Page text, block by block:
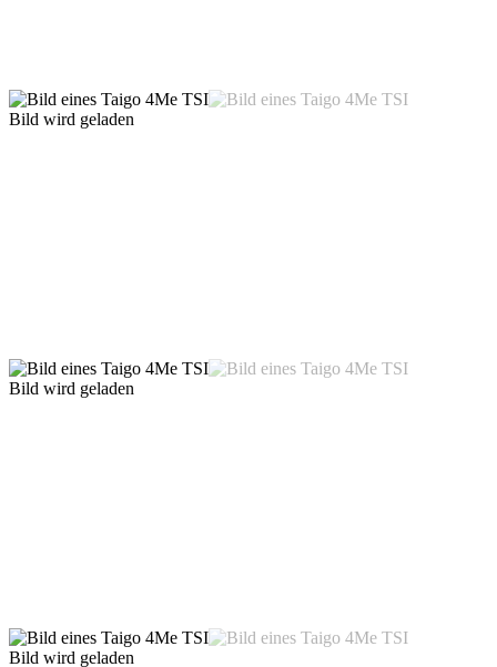
Bild wird geladen
Bild wird geladen
Bild wird geladen